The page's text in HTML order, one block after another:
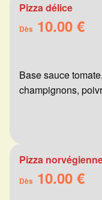
Pizza délice
Dès 10.00 €
Base sauce
champignons,
Pizza
Dès 10.00 €